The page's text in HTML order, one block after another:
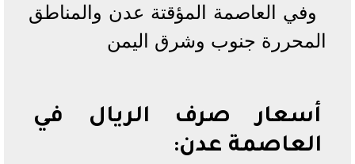
وفي العاصمة المؤقتة عدن والمناطق
المحررة جنوب وشرق اليمن
أسعار صرف الريال في
العاصمة عدن: